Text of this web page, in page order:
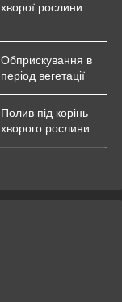
хворої рослини.
Обприскування в
період вегетації
Полив під корінь
хворого рослини.